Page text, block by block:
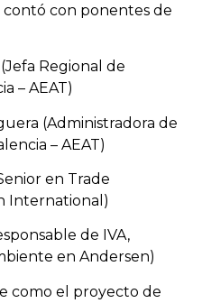
con ponentes de
Regional de
– AEAT)
(Administradora de
– AEAT)
en Trade
International)
de IVA,
en Andersen)
como el proyecto de